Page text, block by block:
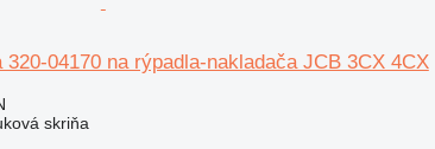
04170 na rýpadla-nakladača JCB 3CX 4CX
skriňa